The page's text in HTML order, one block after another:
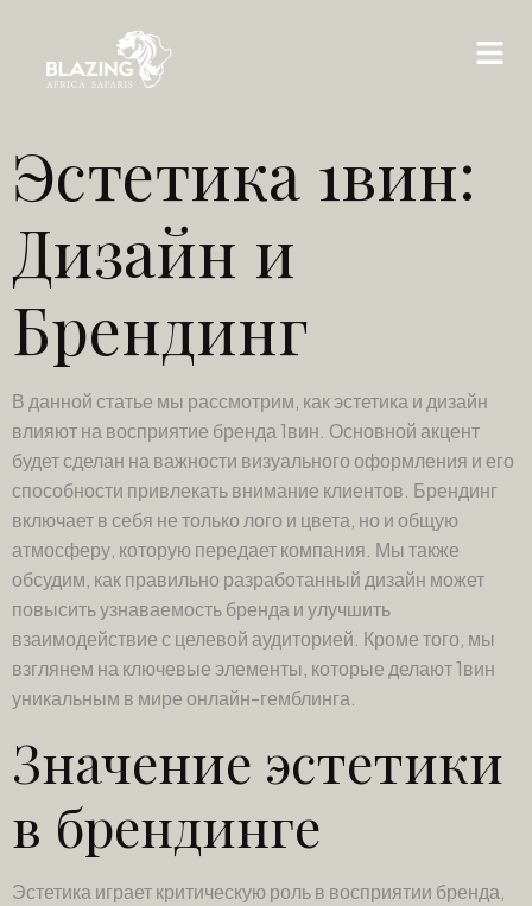
Эстетика 1вин:
Дизайн и
Брендинг
В данной статье мы рассмотрим, как эстетика и дизайн
влияют на восприятие бренда 1вин. Основной акцент
будет сделан на важности визуального оформления и его
способности привлекать внимание клиентов. Брендинг
включает в себя не только лого и цвета, но и общую
атмосферу, которую передает компания. Мы также
обсудим, как правильно разработанный дизайн может
повысить узнаваемость бренда и улучшить
взаимодействие с целевой аудиторией. Кроме того, мы
взглянем на ключевые элементы, которые делают 1вин
уникальным в мире онлайн-гемблинга.
Значение эстетики
в брендинге
Эстетика играет критическую роль в восприятии бренда,